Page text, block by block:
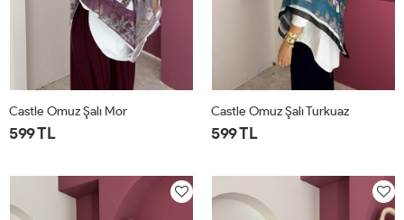
Castle Omuz Şalı Mor
599 TL
Castle Omuz Şalı Turkuaz
599 TL